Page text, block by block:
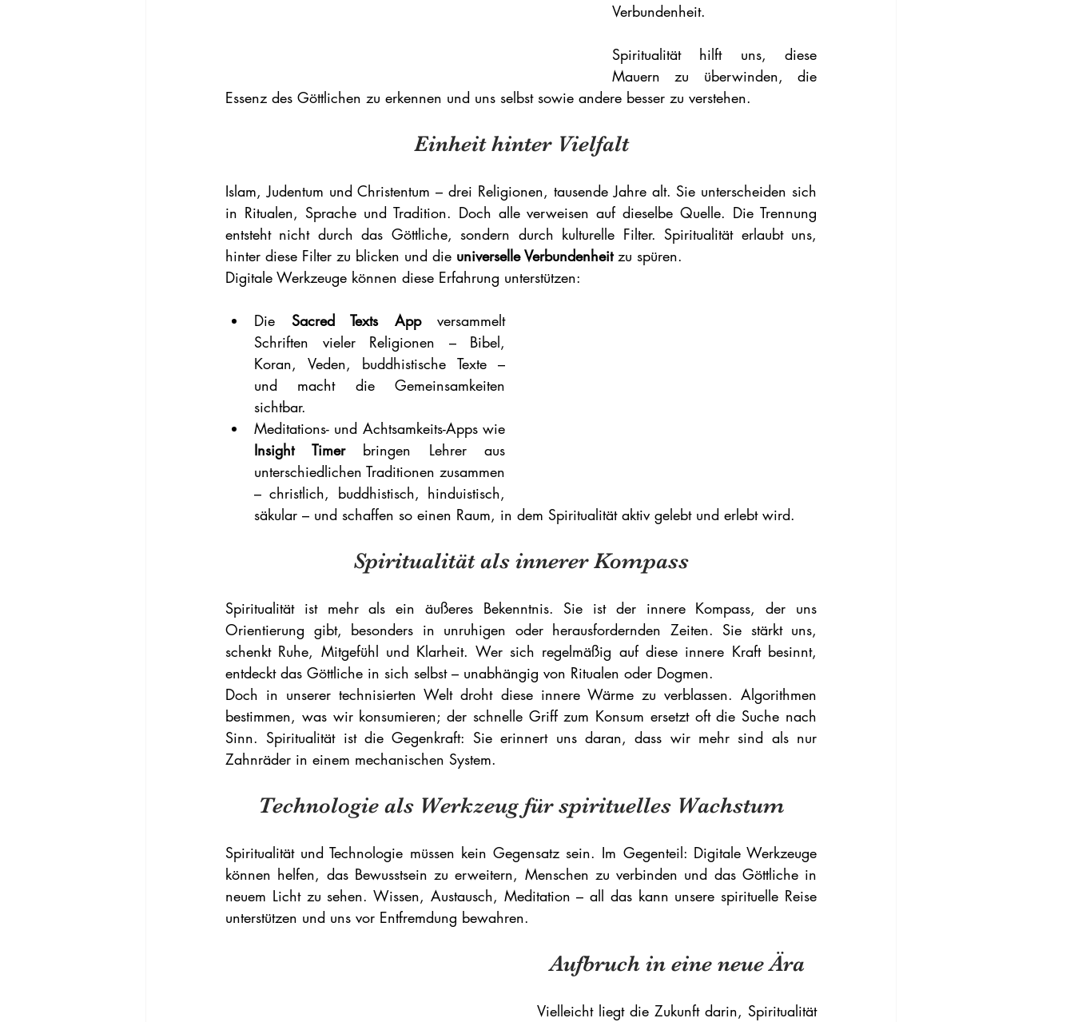
Verbundenheit.
Spiritualität hilft uns, diese
Mauern zu überwinden, die
Essenz des Göttlichen zu erkennen und uns selbst sowie andere besser zu verstehen.
Einheit hinter Vielfalt
Islam, Judentum und Christentum – drei Religionen, tausende Jahre alt. Sie unterscheiden sich
in Ritualen, Sprache und Tradition. Doch alle verweisen auf dieselbe Quelle. Die Trennung
entsteht nicht durch das Göttliche, sondern durch kulturelle Filter. Spiritualität erlaubt uns,
hinter diese Filter zu blicken und die universelle Verbundenheit zu spüren.
Digitale Werkzeuge können diese Erfahrung unterstützen:
Die Sacred Texts App versammelt
Schriften vieler Religionen – Bibel,
Koran, Veden, buddhistische Texte –
und macht die Gemeinsamkeiten
sichtbar.
Insight Timer bringen Lehrer aus
unterschiedlichen Traditionen zusammen
– christlich, buddhistisch, hinduistisch,
säkular – und schaffen so einen Raum, in dem Spiritualität aktiv gelebt und erlebt wird.
Spiritualität als innerer Kompass
Spiritualität ist mehr als ein äußeres Bekenntnis. Sie ist der innere Kompass, der uns
Orientierung gibt, besonders in unruhigen oder herausfordernden Zeiten. Sie stärkt uns,
schenkt Ruhe, Mitgefühl und Klarheit. Wer sich regelmäßig auf diese innere Kraft besinnt,
entdeckt das Göttliche in sich selbst – unabhängig von Ritualen oder Dogmen.
Doch in unserer technisierten Welt droht diese innere Wärme zu verblassen. Algorithmen
bestimmen, was wir konsumieren; der schnelle Griff zum Konsum ersetzt oft die Suche nach
Sinn. Spiritualität ist die Gegenkraft: Sie erinnert uns daran, dass wir mehr sind als nur
Zahnräder in einem mechanischen System.
Technologie als Werkzeug für spirituelles Wachstum
Spiritualität und Technologie müssen kein Gegensatz sein. Im Gegenteil: Digitale Werkzeuge
können helfen, das Bewusstsein zu erweitern, Menschen zu verbinden und das Göttliche in
neuem Licht zu sehen. Wissen, Austausch, Meditation – all das kann unsere spirituelle Reise
unterstützen und uns vor Entfremdung bewahren.
Aufbruch in eine neue Ära
Vielleicht liegt die Zukunft darin, Spiritualität